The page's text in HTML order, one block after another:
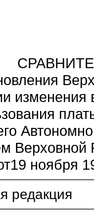
изменения
ноября
редакция